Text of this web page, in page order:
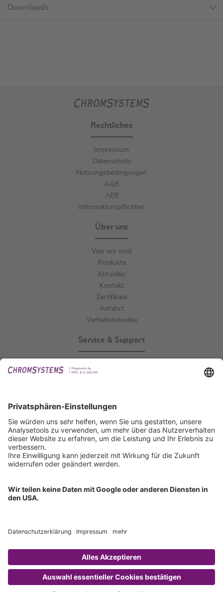
Downloads
Rechtliches
Impressum
Datenschutz
Nutzungsbedingungen
AGB
AEB
Informationspflichten
Über uns
Wer wir sind
Produkte
Aktuelles
Kontakt
Zertifikate
Anfahrt
Verhaltenskodex
Service & Support
IFU anfordern
Zertifizierungen
ISO 9001 Zertifikat